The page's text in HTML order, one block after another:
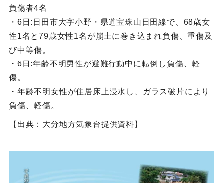
負傷者4名
・6日:日田市大字小野・県道宝珠山日田線で、68歳女
性1名と79歳女性1名が崩土に巻き込まれ負傷、重傷及
び中等傷。
・6日:年齢不明男性が避難行動中に転倒し負傷、軽
傷。
・年齢不明女性が住居床上浸水し、ガラス破片により
負傷、軽傷。
【出典：大分地方気象台提供資料】